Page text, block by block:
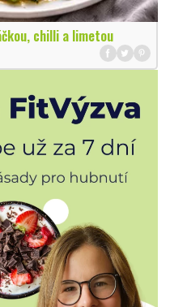
chilli a limetou